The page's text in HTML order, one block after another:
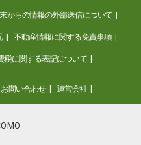
からの情報の外部送信について
不動産情報に関する免責事項
税に関する表記について
お問い合わせ 運営会社